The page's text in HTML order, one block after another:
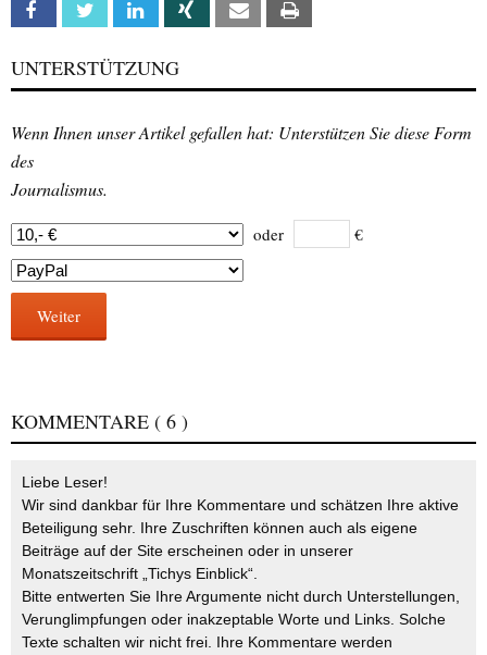
Facebook Twitter Linkedin Xing Email
UNTERSTÜTZUNG
Wenn Ihnen unser Artikel gefallen hat: Unterstützen Sie diese Form
des
Journalismus.
oder €
Weiter
KOMMENTARE ( 6 )
Liebe Leser!
Wir sind dankbar für Ihre Kommentare und schätzen Ihre aktive
Beteiligung sehr. Ihre Zuschriften können auch als eigene
Beiträge auf der Site erscheinen oder in unserer
Monatszeitschrift „Tichys Einblick“.
Bitte entwerten Sie Ihre Argumente nicht durch Unterstellungen,
Verunglimpfungen oder inakzeptable Worte und Links. Solche
Texte schalten wir nicht frei. Ihre Kommentare werden